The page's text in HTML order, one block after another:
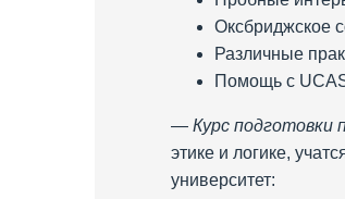
Оксбриджское
Различные
Помощь с
— Курс подготовки
этике и логике,
университет: